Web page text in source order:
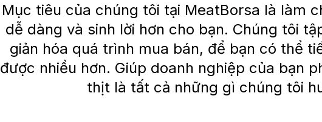
Mục tiêu của chúng tôi tại MeatBorsa là làm
dễ dàng và sinh lời hơn cho bạn. Chúng tôi
giản hóa quá trình mua bán, để bạn có thể
được nhiều hơn. Giúp doanh nghiệp của bạn
thịt là tất cả những gì chúng tôi